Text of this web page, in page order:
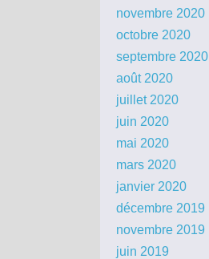
novembre 2020
octobre 2020
septembre 2020
août 2020
juillet 2020
juin 2020
mai 2020
mars 2020
janvier 2020
décembre 2019
novembre 2019
juin 2019